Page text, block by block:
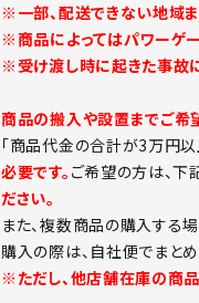
※一部、配送できない地域
※商品によってはパワーゲ
※受け渡し時に起きた事故
商品の搬入や設置までご希
「商品代金の合計が3万円以
必要です。 ご希望の方は、下
ださい。
また、複数商品の購入する
購入の際は、自社便でまと
※ただし、他店舗在庫の商